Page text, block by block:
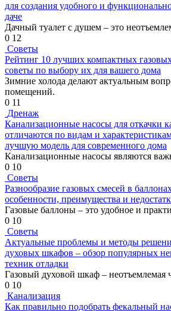
для создания удобного и
даче
Дачный туалет с душем – это
0 12
Советы
Рейтинг 10 лучших компактных
советы по выбору их для вашего дома
Зимние холода делают актуальным
помещений.
0 11
Дренаж
Канализационные насосы для откачки
отличаются по видам и
лучшую модель для современного дома
Канализационные насосы являются
0 10
Советы
Разнообразие газовых смесей в
особенности, преимущества и
Газовые баллоны – это удобное и
0 10
Советы
Актуальные проблемы и методы
духовых шкафов – обзор популярных
техник отладки
Газовый духовой шкаф – неотъемлемая
0 10
Канализация
Как правильно подобрать фекальный